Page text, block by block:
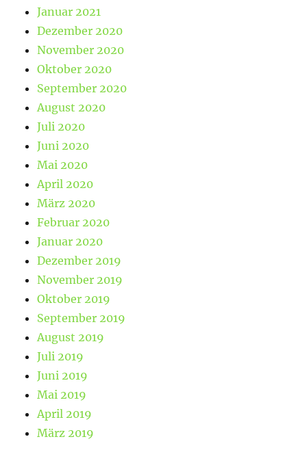
Januar 2021
Dezember 2020
November 2020
Oktober 2020
September 2020
August 2020
Juli 2020
Juni 2020
Mai 2020
April 2020
März 2020
Februar 2020
Januar 2020
Dezember 2019
November 2019
Oktober 2019
September 2019
August 2019
Juli 2019
Juni 2019
Mai 2019
April 2019
März 2019